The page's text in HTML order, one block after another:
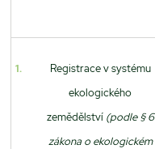
Registrace v systému
ekologického
zemědělství (podle § 6
zákona o ekologickém